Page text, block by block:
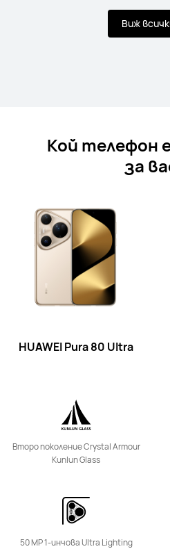
Виж
Pura Series
Кой телефон
за
HUAWEI Pura 80 Ultra
Второ поколение Crystal Armour
Kunlun Glass
50 MP 1-инчова Ultra Lighting